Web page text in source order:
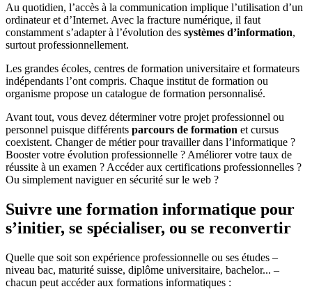
Au quotidien, l’accès à la communication implique l’utilisation d’un
ordinateur et d’Internet. Avec la fracture numérique, il faut
constamment s’adapter à l’évolution des systèmes d’information,
surtout professionnellement.
Les grandes écoles, centres de formation universitaire et formateurs
indépendants l’ont compris. Chaque institut de formation ou
organisme propose un catalogue de formation personnalisé.
Avant tout, vous devez déterminer votre projet professionnel ou
personnel puisque différents parcours de formation et cursus
coexistent. Changer de métier pour travailler dans l’informatique ?
Booster votre évolution professionnelle ? Améliorer votre taux de
réussite à un examen ? Accéder aux certifications professionnelles ?
Ou simplement naviguer en sécurité sur le web ?
Suivre une formation informatique pour
s’initier, se spécialiser, ou se reconvertir
Quelle que soit son expérience professionnelle ou ses études –
niveau bac, maturité suisse, diplôme universitaire, bachelor... –
chacun peut accéder aux formations informatiques :